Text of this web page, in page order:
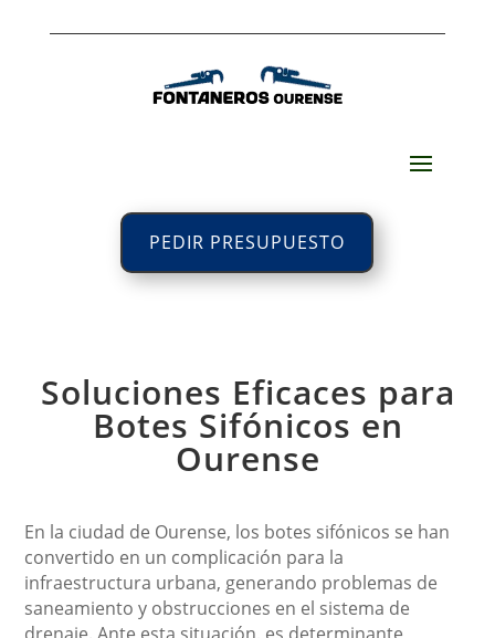
PEDIR PRESUPUESTO
Soluciones Eficaces para
Botes Sifónicos en
Ourense
En la ciudad de Ourense, los botes sifónicos se han
convertido en un complicación para la
infraestructura urbana, generando problemas de
saneamiento y obstrucciones en el sistema de